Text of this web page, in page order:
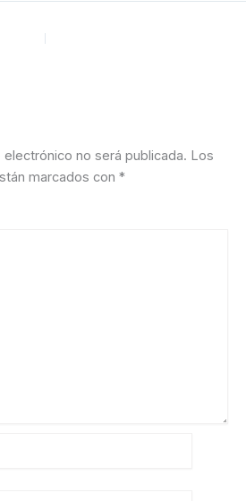
no será publicada. Los
marcados con *